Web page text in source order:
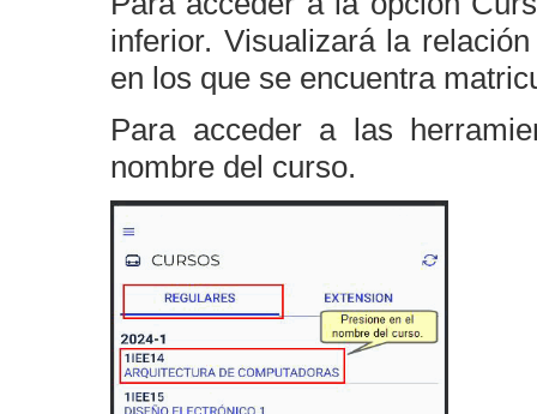
inferior. Visualizará la
en los que se encuentra
Para acceder a las
nombre del curso.